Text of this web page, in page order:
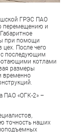
ГРЭС ПАО
перемещению и
при помощи
цех. После чего
последующим
котлами
размеры
временно
ПАО «ОГК-2» –
точность наших